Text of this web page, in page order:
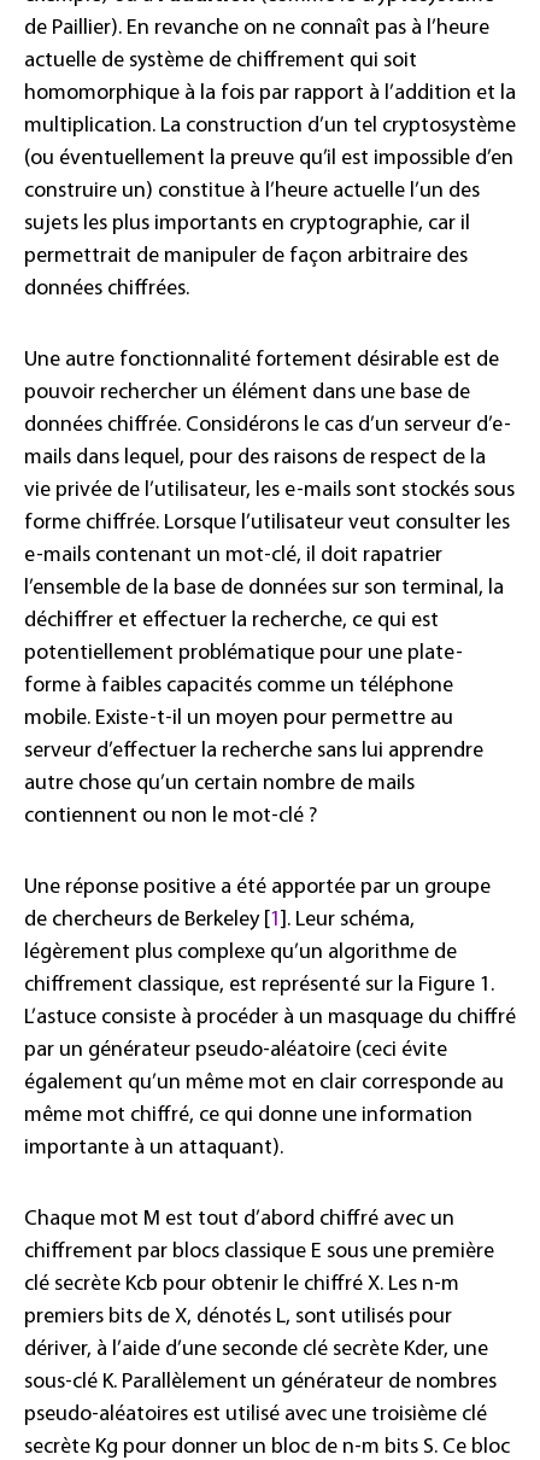
de Paillier). En revanche on ne connaît pas à l’heure
actuelle de système de chiffrement qui soit
homomorphique à la fois par rapport à l’addition et la
multiplication. La construction d’un tel cryptosystème
(ou éventuellement la preuve qu’il est impossible d’en
construire un) constitue à l’heure actuelle l’un des
sujets les plus importants en cryptographie, car il
permettrait de manipuler de façon arbitraire des
données chiffrées.
Une autre fonctionnalité fortement désirable est de
pouvoir rechercher un élément dans une base de
données chiffrée. Considérons le cas d’un serveur d’e-
mails dans lequel, pour des raisons de respect de la
vie privée de l’utilisateur, les e-mails sont stockés sous
forme chiffrée. Lorsque l’utilisateur veut consulter les
e-mails contenant un mot-clé, il doit rapatrier
l’ensemble de la base de données sur son terminal, la
déchiffrer et effectuer la recherche, ce qui est
potentiellement problématique pour une plate-
forme à faibles capacités comme un téléphone
mobile. Existe-t-il un moyen pour permettre au
serveur d’effectuer la recherche sans lui apprendre
autre chose qu’un certain nombre de mails
contiennent ou non le mot-clé ?
Une réponse positive a été apportée par un groupe
de chercheurs de Berkeley [1]. Leur schéma,
légèrement plus complexe qu’un algorithme de
chiffrement classique, est représenté sur la Figure 1.
L’astuce consiste à procéder à un masquage du chiffré
par un générateur pseudo-aléatoire (ceci évite
également qu’un même mot en clair corresponde au
même mot chiffré, ce qui donne une information
importante à un attaquant).
Chaque mot M est tout d’abord chiffré avec un
chiffrement par blocs classique E sous une première
clé secrète Kcb pour obtenir le chiffré X. Les n-m
premiers bits de X, dénotés L, sont utilisés pour
dériver, à l’aide d’une seconde clé secrète Kder, une
sous-clé K. Parallèlement un générateur de nombres
pseudo-aléatoires est utilisé avec une troisième clé
secrète Kg pour donner un bloc de n-m bits S. Ce bloc